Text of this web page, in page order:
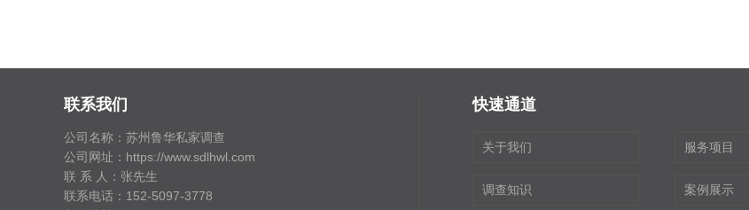
联系我们
公司名称：苏州鲁华私家调查
公司网址：https://www.sdlhwl.com
联 系 人：张先生
联系电话：152-5097-3778
快速通道
关于我们 服务项目
调查知识 案例展示